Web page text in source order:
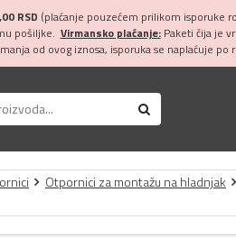
RSD (plaćanje pouzećem prilikom isporuke
pošiljke. Virmansko plaćanje:Paketi čija je
od ovog iznosa, isporuka se naplaćuje
Otpornici za montažu na hladnjak